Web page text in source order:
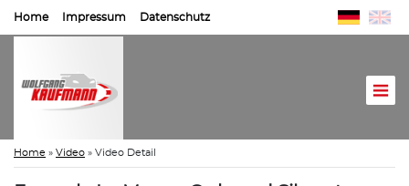
Home Impressum Datenschutz
Home » Video » Video Detail